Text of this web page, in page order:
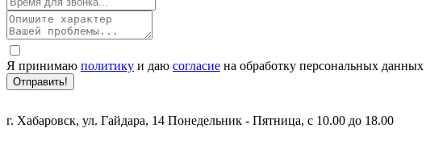
Я принимаю политику и даю согласие на обработку персональных данных
Отправить!
г. Хабаровск, ул. Гайдара, 14 Понедельник - Пятница, с 10.00 до 18.00